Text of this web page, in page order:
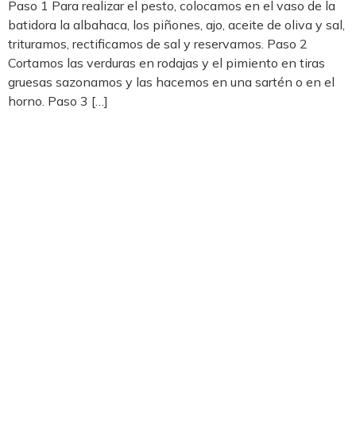
Paso 1 Para realizar el pesto, colocamos en el vaso de la
batidora la albahaca, los piñones, ajo, aceite de oliva y sal,
trituramos, rectificamos de sal y reservamos. Paso 2
Cortamos las verduras en rodajas y el pimiento en tiras
gruesas sazonamos y las hacemos en una sartén o en el
horno. Paso 3 […]